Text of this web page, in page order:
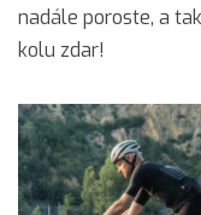
nadále poroste, a
kolu zdar!